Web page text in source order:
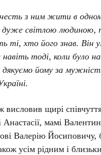
з ним жити в
світлою людиною,
ті, хто його знав. Він
навіть тоді, коли було
дякуємо йому за
висловив щирі
Анастасії, мамі
Валерію Йосиповичу,
усім рідним і